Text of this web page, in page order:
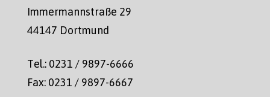
Immermannstraße 29
44147 Dortmund
Tel.: 0231 / 9897-6666
Fax: 0231 / 9897-6667